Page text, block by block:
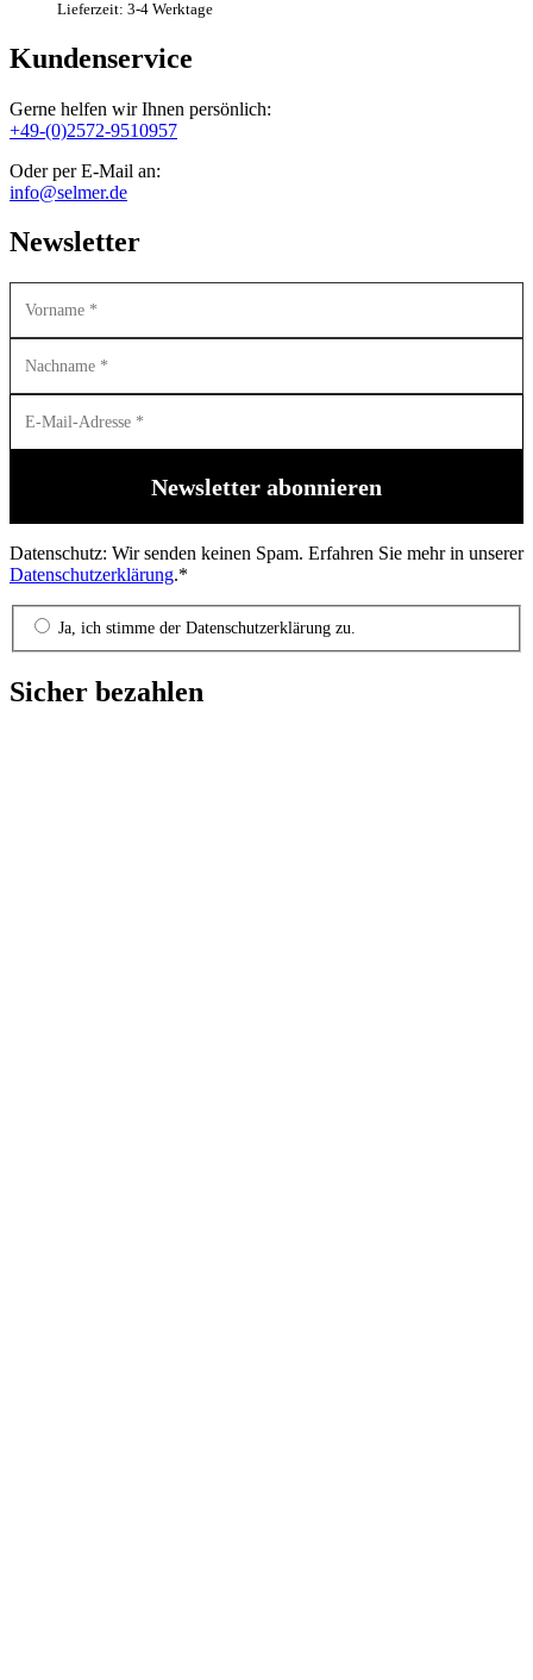
Lieferzeit: 3-4 Werktage
Kundenservice
Gerne helfen wir Ihnen persönlich:
+49-(0)2572-9510957
Oder per E-Mail an:
info@selmer.de
Newsletter
Datenschutz: Wir senden keinen Spam. Erfahren Sie mehr in unserer
Datenschutzerklärung.*
Ja, ich stimme der Datenschutzerklärung zu.
Sicher bezahlen